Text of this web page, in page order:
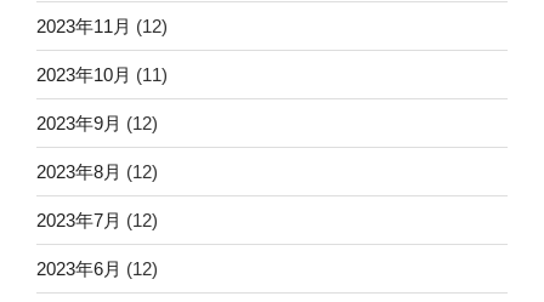
2023年11月 (12)
2023年10月 (11)
2023年9月 (12)
2023年8月 (12)
2023年7月 (12)
2023年6月 (12)